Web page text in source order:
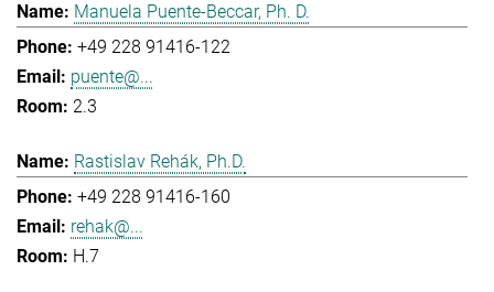
Manuela Puente-Beccar, Ph. D.
+49 228 91416-122
puente@...
2.3
Rastislav Rehák, Ph.D.
+49 228 91416-160
rehak@...
H.7